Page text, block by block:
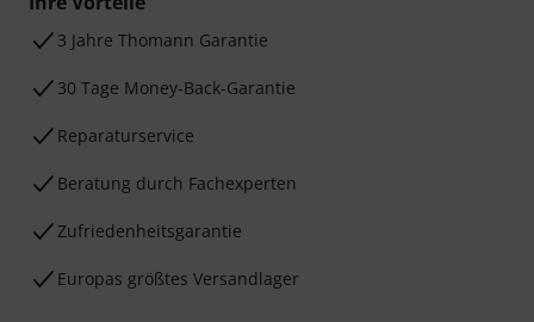
3 Jahre Thomann Garantie
30 Tage Money-Back-Garantie
Reparaturservice
Beratung durch Fachexperten
Zufriedenheitsgarantie
Europas größtes Versandlager